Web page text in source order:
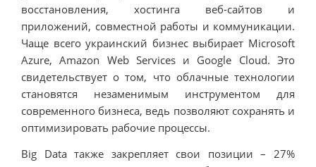
восстановления, хостинга веб-сайтов и
приложений, совместной работы и коммуникации.
Чаще всего украинский бизнес выбирает Microsoft
Azure, Amazon Web Services и Google Cloud. Это
свидетельствует о том, что облачные технологии
становятся незаменимым инструментом для
современного бизнеса, ведь позволяют сохранять и
оптимизировать рабочие процессы.
Big Data также закрепляет свои позиции – 27%